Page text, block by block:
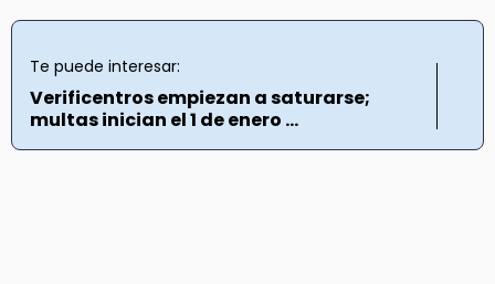
Te puede interesar:
Verificentros empiezan a saturarse;
multas inician el 1 de enero ...